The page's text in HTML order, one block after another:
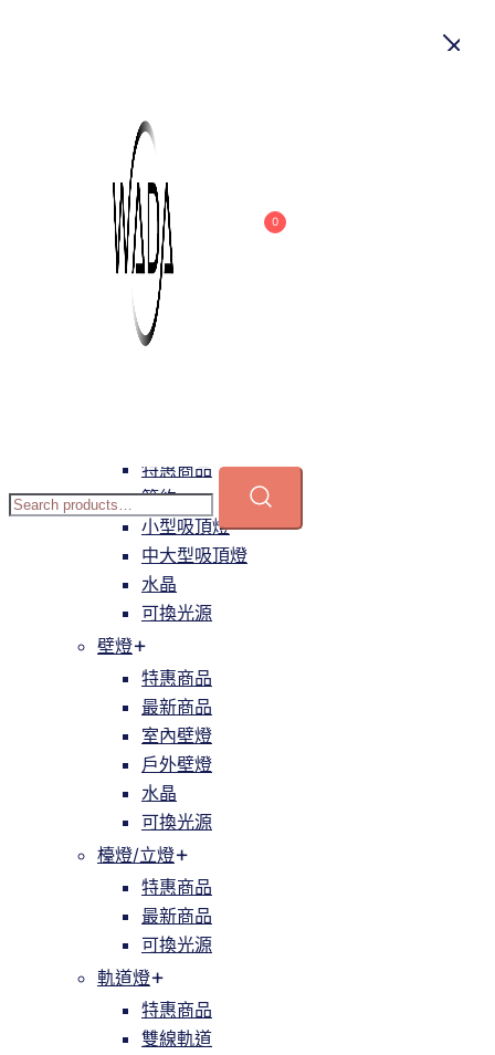
0
吊燈
特惠商品
小型吊燈
中大型吊燈
長形吊燈
特惠商品
簡約
小型吸頂燈
中大型吸頂燈
水晶
可換光源
壁燈
特惠商品
最新商品
室內壁燈
戶外壁燈
水晶
可換光源
檯燈/立燈
特惠商品
最新商品
可換光源
軌道燈
特惠商品
雙線軌道